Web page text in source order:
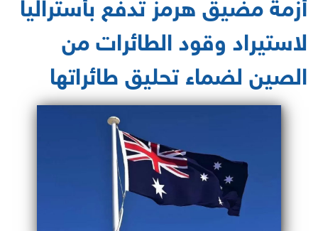
لاستيراد وقود الطائرات من
الصين لضماء تحليق طائراتها